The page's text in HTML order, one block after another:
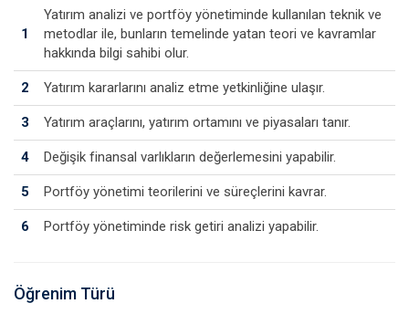
1
Yatırım analizi ve portföy yönetiminde kullanılan teknik ve
metodlar ile, bunların temelinde yatan teori ve kavramlar
hakkında bilgi sahibi olur.
2 Yatırım kararlarını analiz etme yetkinliğine ulaşır.
3 Yatırım araçlarını, yatırım ortamını ve piyasaları tanır.
4 Değişik finansal varlıkların değerlemesini yapabilir.
5 Portföy yönetimi teorilerini ve süreçlerini kavrar.
6 Portföy yönetiminde risk getiri analizi yapabilir.
Öğrenim Türü